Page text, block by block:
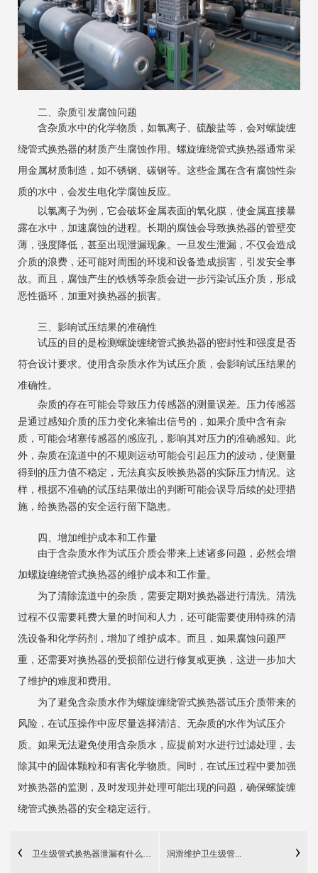
二、杂质引发腐蚀问题
含杂质水中的化学物质，如氯离子、硫酸盐等，会对螺旋缠
绕管式换热器的材质产生腐蚀作用。螺旋缠绕管式换热器通常采
用金属材质制造，如不锈钢、碳钢等。这些金属在含有腐蚀性杂
质的水中，会发生电化学腐蚀反应。
以氯离子为例，它会破坏金属表面的氧化膜，使金属直接暴
露在水中，加速腐蚀的进程。长期的腐蚀会导致换热器的管壁变
薄，强度降低，甚至出现泄漏现象。一旦发生泄漏，不仅会造成
介质的浪费，还可能对周围的环境和设备造成损害，引发安全事
故。而且，腐蚀产生的铁锈等杂质会进一步污染试压介质，形成
恶性循环，加重对换热器的损害。
三、影响试压结果的准确性
试压的目的是检测螺旋缠绕管式换热器的密封性和强度是否
符合设计要求。使用含杂质水作为试压介质，会影响试压结果的
准确性。
杂质的存在可能会导致压力传感器的测量误差。压力传感器
是通过感知介质的压力变化来输出信号的，如果介质中含有杂
质，可能会堵塞传感器的感应孔，影响其对压力的准确感知。此
外，杂质在流道中的不规则运动可能会引起压力的波动，使测量
得到的压力值不稳定，无法真实反映换热器的实际压力情况。这
样，根据不准确的试压结果做出的判断可能会误导后续的处理措
施，给换热器的安全运行留下隐患。
四、增加维护成本和工作量
由于含杂质水作为试压介质会带来上述诸多问题，必然会增
加螺旋缠绕管式换热器的维护成本和工作量。
为了清除流道中的杂质，需要定期对换热器进行清洗。清洗
过程不仅需要耗费大量的时间和人力，还可能需要使用特殊的清
洗设备和化学药剂，增加了维护成本。而且，如果腐蚀问题严
重，还需要对换热器的受损部位进行修复或更换，这进一步加大
了维护的难度和费用。
为了避免含杂质水作为螺旋缠绕管式换热器试压介质带来的
风险，在试压操作中应尽量选择清洁、无杂质的水作为试压介
质。如果无法避免使用含杂质水，应提前对水进行过滤处理，去
除其中的固体颗粒和有害化学物质。同时，在试压过程中要加强
对换热器的监测，及时发现并处理可能出现的问题，确保螺旋缠
绕管式换热器的安全稳定运行。
卫生级管式换热器泄漏有什么危害？润滑维护卫生级管...